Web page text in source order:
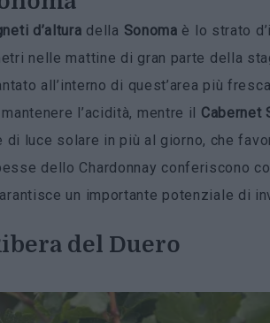
d’altura della Sonoma è lo strato
nelle mattine di gran parte della
all’interno di quest’area più
l’acidità, mentre il Cabernet
luce solare in più al giorno, che
dello Chardonnay conferiscono
un importante potenziale di
del Duero